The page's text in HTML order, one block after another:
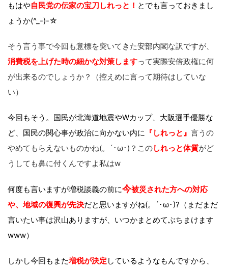
もはや自民党の伝家の宝刀しれっと！ とでも言っておきまし
ょうか(^_-)-☆
そう言う事で今回も意標を突いてきた安部内閣な訳ですが、
消費税を上げた時の細かな対策しますって実際安倍政権に何
が出来るのでしょうか？（控えめに言って期待はしていな
い）
今回もそう。国民が北海道地震やWカップ、大阪選手優勝な
ど、国民の関心事が政治に向かない内に 『しれっと』 言うの
やめてもらえないものかね(。´･ω･)？このしれっと体質がど
うしても鼻に付くんですよ私はw
何度も言いますが増税談義の前に今被災された方への対応
や、地域の復興が先決だと思いますがね(。´･ω･)?（まだまだ
言いたい事は沢山ありますが、いつかまとめてぶちまけます
www）
しかし今回もまた増税が決定 しているようなもんですから、